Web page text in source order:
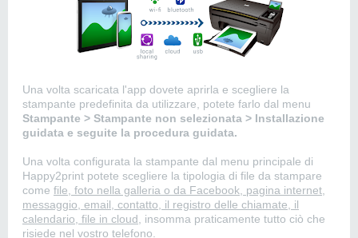
Una volta scaricata l'app dovete aprirla e scegliere la
stampante predefinita da utilizzare, potete farlo dal menu
Stampante > Stampante non selezionata > Installazione
guidata e seguite la procedura guidata.
Una volta configurata la stampante dal menu principale di
Happy2print potete scegliere la tipologia di file da stampare
come file, foto nella galleria o da Facebook, pagina internet,
messaggio, email, contatto, il registro delle chiamate, il
calendario, file in cloud, insomma praticamente tutto ciò che
risiede nel vostro telefono.